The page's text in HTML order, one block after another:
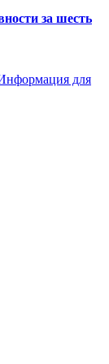
за шесть
для